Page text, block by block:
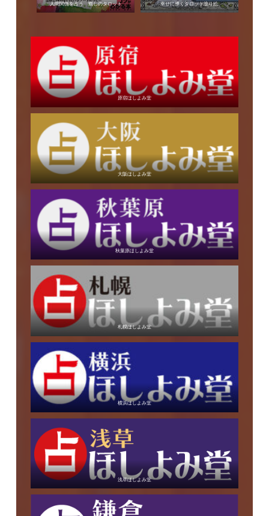
人間関係を占う 癒しのタロット 幸せに導くタロット塗り絵
原宿ほしよみ堂
大阪ほしよみ堂
秋葉原ほしよみ堂
札幌ほしよみ堂
横浜ほしよみ堂
浅草ほしよみ堂